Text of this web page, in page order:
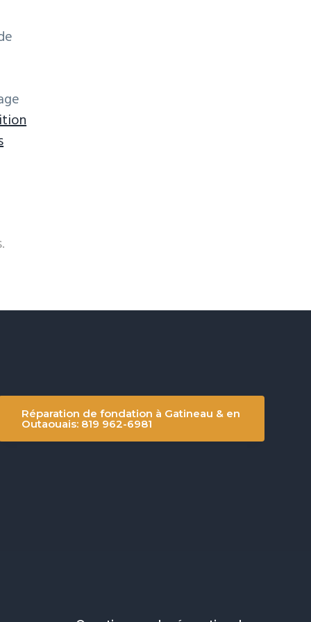
Réparation de fondation à Gatineau & en
Outaouais: 819 962-6981